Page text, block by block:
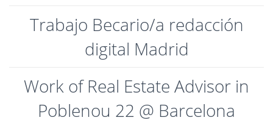
Trabajo Becario/a redacción
digital Madrid
Work of Real Estate Advisor in
Poblenou 22 @ Barcelona